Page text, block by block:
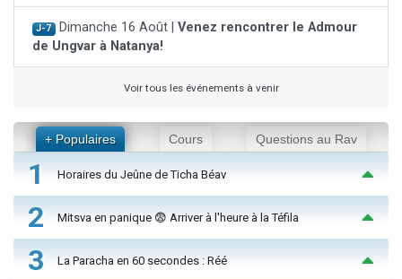
J-7 Dimanche 16 Août | Venez rencontrer le Admour
de Ungvar à Natanya!
Voir tous les événements à venir
+ Populaires Cours Questions au Rav
1 Horaires du Jeûne de Ticha Béav
2 Mitsva en panique 😨 Arriver à l'heure à la Téfila
3 La Paracha en 60 secondes : Réé